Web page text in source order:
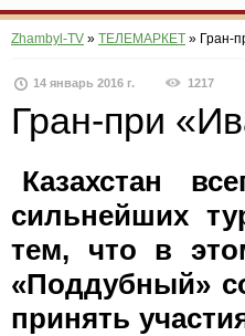
Zhambyl-TV » ТЕЛЕМАРКЕТ » Гран-
14 январь 2016 г. 1217
Гран-при
Казахстан
сильнейших
тем, что в
«Поддубный»
принять